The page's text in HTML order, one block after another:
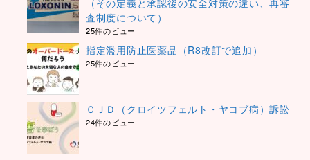
（その定義と承認後の安全対策の違い、再審
査制度について）
25件のビュー
指定濫用防止医薬品（R8改訂で追加）
25件のビュー
ＣＪＤ（クロイツフェルト・ヤコブ病）訴訟
24件のビュー